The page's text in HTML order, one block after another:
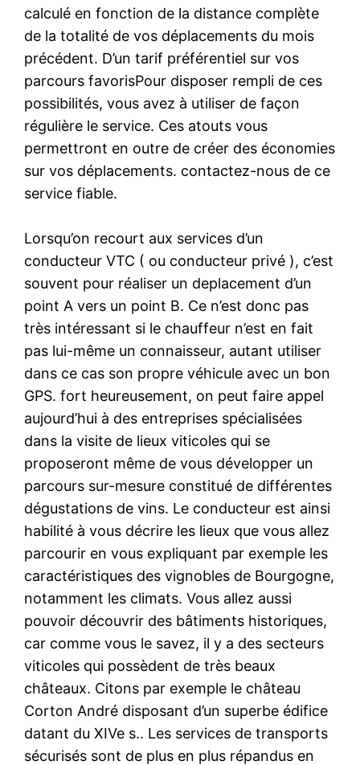
calculé en fonction de la distance complète
de la totalité de vos déplacements du mois
précédent. D’un tarif préférentiel sur vos
parcours favorisPour disposer rempli de ces
possibilités, vous avez à utiliser de façon
régulière le service. Ces atouts vous
permettront en outre de créer des économies
sur vos déplacements. contactez-nous de ce
service fiable.
Lorsqu’on recourt aux services d’un
conducteur VTC ( ou conducteur privé ), c’est
souvent pour réaliser un deplacement d’un
point A vers un point B. Ce n’est donc pas
très intéressant si le chauffeur n’est en fait
pas lui-même un connaisseur, autant utiliser
dans ce cas son propre véhicule avec un bon
GPS. fort heureusement, on peut faire appel
aujourd’hui à des entreprises spécialisées
dans la visite de lieux viticoles qui se
proposeront même de vous développer un
parcours sur-mesure constitué de différentes
dégustations de vins. Le conducteur est ainsi
habilité à vous décrire les lieux que vous allez
parcourir en vous expliquant par exemple les
caractéristiques des vignobles de Bourgogne,
notamment les climats. Vous allez aussi
pouvoir découvrir des bâtiments historiques,
car comme vous le savez, il y a des secteurs
viticoles qui possèdent de très beaux
châteaux. Citons par exemple le château
Corton André disposant d’un superbe édifice
datant du XIVe s.. Les services de transports
sécurisés sont de plus en plus répandus en